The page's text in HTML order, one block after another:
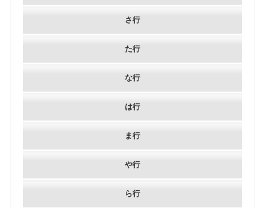
さ行
た行
な行
は行
ま行
や行
ら行